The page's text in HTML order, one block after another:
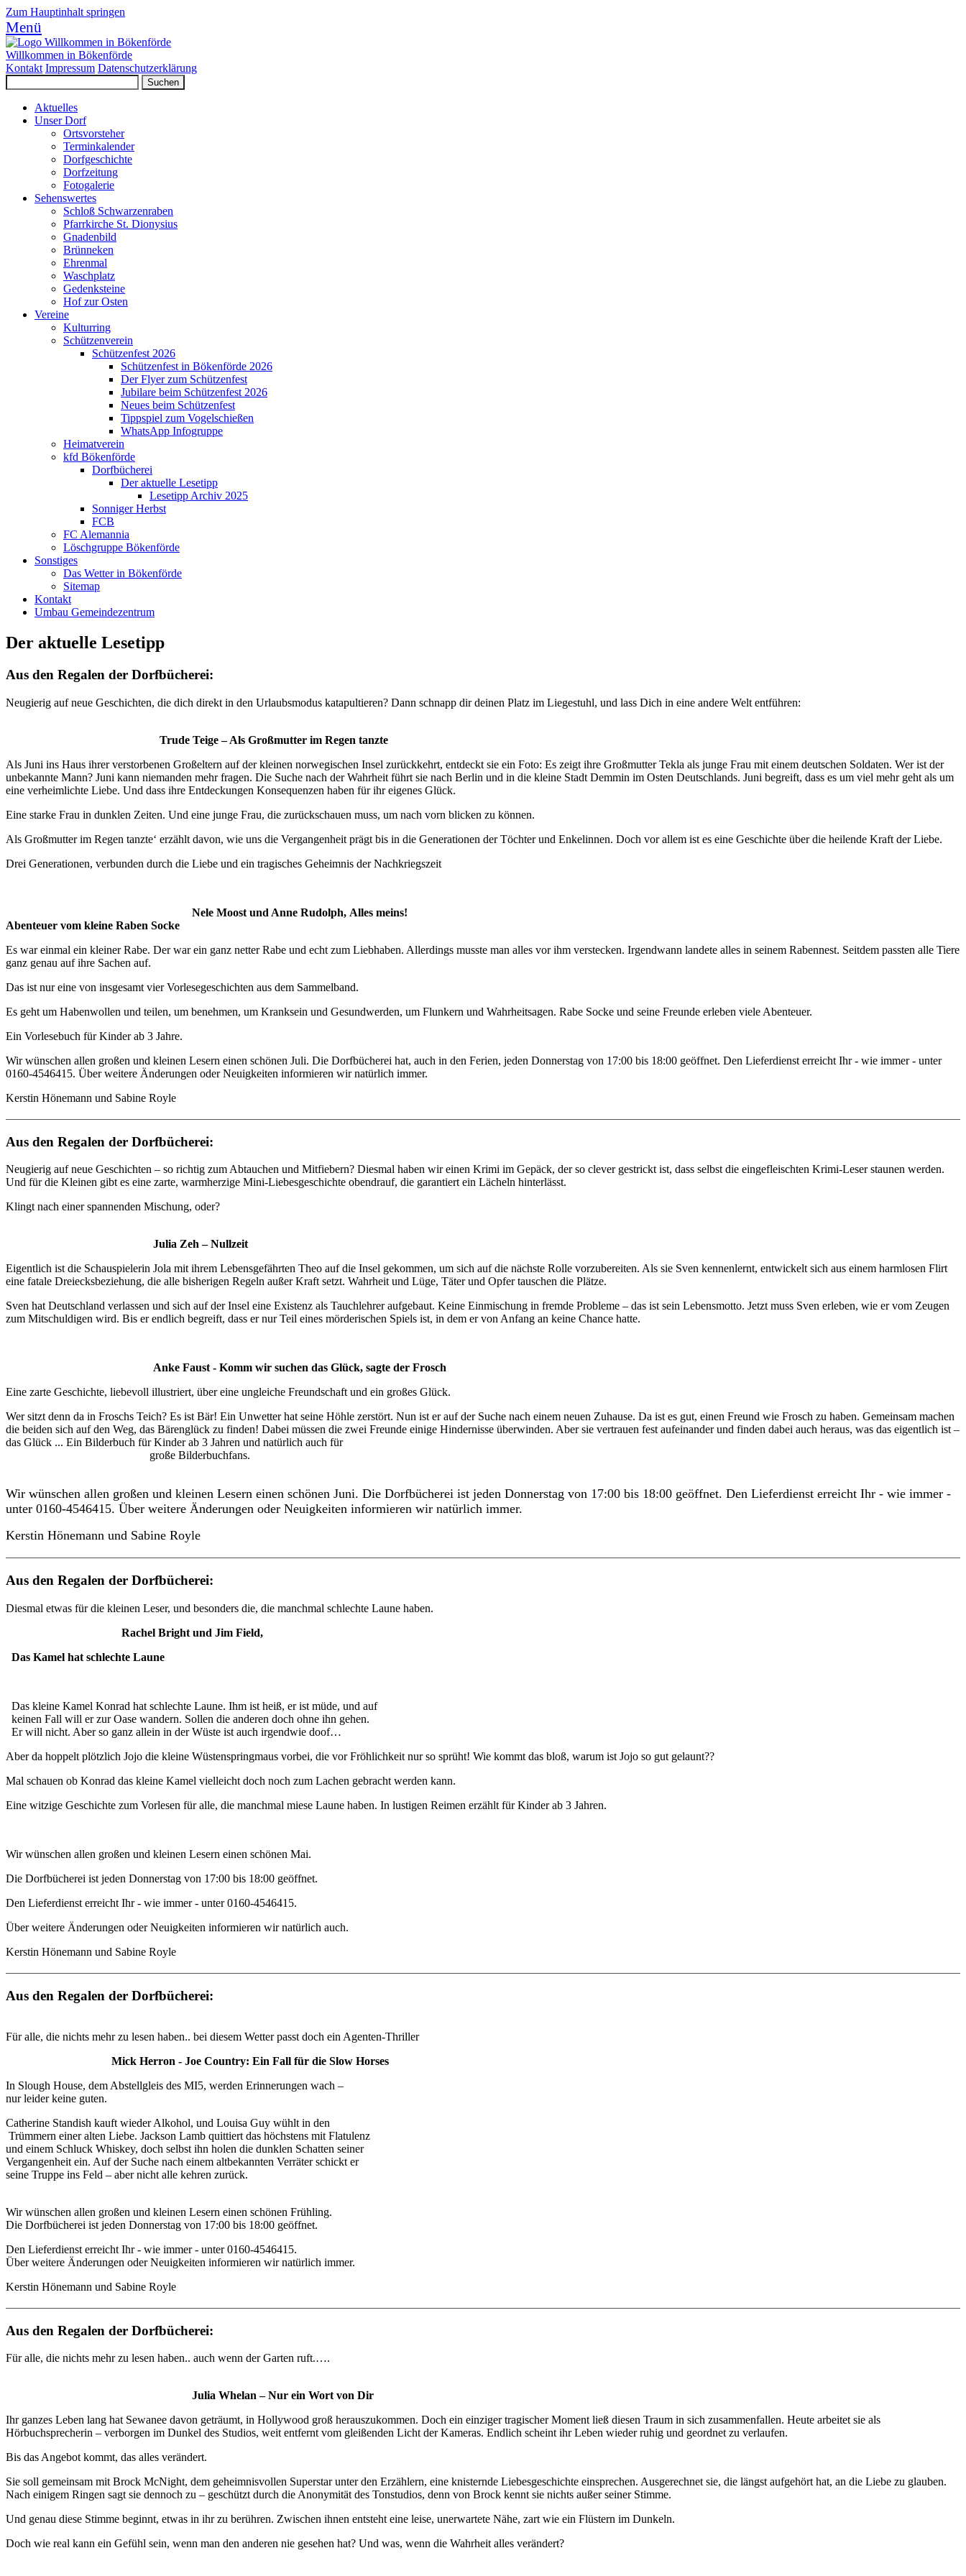
Zum Hauptinhalt springen
Menü
Willkommen in Bökenförde
Kontakt Impressum Datenschutzerklärung
Aktuelles
Unser Dorf
Ortsvorsteher
Terminkalender
Dorfgeschichte
Dorfzeitung
Fotogalerie
Sehenswertes
Schloß Schwarzenraben
Pfarrkirche St. Dionysius
Gnadenbild
Brünneken
Ehrenmal
Waschplatz
Gedenksteine
Hof zur Osten
Vereine
Kulturring
Schützenverein
Schützenfest 2026
Schützenfest in Bökenförde 2026
Der Flyer zum Schützenfest
Jubilare beim Schützenfest 2026
Neues beim Schützenfest
Tippspiel zum Vogelschießen
WhatsApp Infogruppe
Heimatverein
kfd Bökenförde
Dorfbücherei
Der aktuelle Lesetipp
Lesetipp Archiv 2025
Sonniger Herbst
FCB
FC Alemannia
Löschgruppe Bökenförde
Sonstiges
Das Wetter in Bökenförde
Sitemap
Kontakt
Umbau Gemeindezentrum
Der aktuelle Lesetipp
Aus den Regalen der Dorfbücherei:
Neugierig auf neue Geschichten, die dich direkt in den Urlaubsmodus katapultieren? Dann schnapp dir deinen Platz im Liegestuhl, und lass Dich in eine andere Welt entführen:
Trude Teige – Als Großmutter im Regen tanzte
Als Juni ins Haus ihrer verstorbenen Großeltern auf der kleinen norwegischen Insel zurückkehrt, entdeckt sie ein Foto: Es zeigt ihre Großmutter Tekla als junge Frau mit einem deutschen Soldaten. Wer ist der
unbekannte Mann? Juni kann niemanden mehr fragen. Die Suche nach der Wahrheit führt sie nach Berlin und in die kleine Stadt Demmin im Osten Deutschlands. Juni begreift, dass es um viel mehr geht als um
eine verheimlichte Liebe. Und dass ihre Entdeckungen Konsequenzen haben für ihr eigenes Glück.
Eine starke Frau in dunklen Zeiten. Und eine junge Frau, die zurückschauen muss, um nach vorn blicken zu können.
Als Großmutter im Regen tanzte‘ erzählt davon, wie uns die Vergangenheit prägt bis in die Generationen der Töchter und Enkelinnen. Doch vor allem ist es eine Geschichte über die heilende Kraft der Liebe.
Drei Generationen, verbunden durch die Liebe und ein tragisches Geheimnis der Nachkriegszeit
Nele Moost und Anne Rudolph, Alles meins!
Abenteuer vom kleine Raben Socke
Es war einmal ein kleiner Rabe. Der war ein ganz netter Rabe und echt zum Liebhaben. Allerdings musste man alles vor ihm verstecken. Irgendwann landete alles in seinem Rabennest. Seitdem passten alle Tiere
ganz genau auf ihre Sachen auf.
Das ist nur eine von insgesamt vier Vorlesegeschichten aus dem Sammelband.
Es geht um Habenwollen und teilen, um benehmen, um Kranksein und Gesundwerden, um Flunkern und Wahrheitsagen. Rabe Socke und seine Freunde erleben viele Abenteuer.
Ein Vorlesebuch für Kinder ab 3 Jahre.
Wir wünschen allen großen und kleinen Lesern einen schönen Juli. Die Dorfbücherei hat, auch in den Ferien, jeden Donnerstag von 17:00 bis 18:00 geöffnet. Den Lieferdienst erreicht Ihr - wie immer - unter
0160-4546415. Über weitere Änderungen oder Neuigkeiten informieren wir natürlich immer.
Kerstin Hönemann und Sabine Royle
Aus den Regalen der Dorfbücherei:
Neugierig auf neue Geschichten – so richtig zum Abtauchen und Mitfiebern? Diesmal haben wir einen Krimi im Gepäck, der so clever gestrickt ist, dass selbst die eingefleischten Krimi-Leser staunen werden.
Und für die Kleinen gibt es eine zarte, warmherzige Mini‑Liebesgeschichte obendrauf, die garantiert ein Lächeln hinterlässt.
Klingt nach einer spannenden Mischung, oder?
Julia Zeh – Nullzeit
Eigentlich ist die Schauspielerin Jola mit ihrem Lebensgefährten Theo auf die Insel gekommen, um sich auf die nächste Rolle vorzubereiten. Als sie Sven kennenlernt, entwickelt sich aus einem harmlosen Flirt
eine fatale Dreiecksbeziehung, die alle bisherigen Regeln außer Kraft setzt. Wahrheit und Lüge, Täter und Opfer tauschen die Plätze.
Sven hat Deutschland verlassen und sich auf der Insel eine Existenz als Tauchlehrer aufgebaut. Keine Einmischung in fremde Probleme – das ist sein Lebensmotto. Jetzt muss Sven erleben, wie er vom Zeugen
zum Mitschuldigen wird. Bis er endlich begreift, dass er nur Teil eines mörderischen Spiels ist, in dem er von Anfang an keine Chance hatte.
Anke Faust - Komm wir suchen das Glück, sagte der Frosch
Eine zarte Geschichte, liebevoll illustriert, über eine ungleiche Freundschaft und ein großes Glück.
Wer sitzt denn da in Froschs Teich? Es ist Bär! Ein Unwetter hat seine Höhle zerstört. Nun ist er auf der Suche nach einem neuen Zuhause. Da ist es gut, einen Freund wie Frosch zu haben. Gemeinsam machen
die beiden sich auf den Weg, das Bärenglück zu finden! Dabei müssen die zwei Freunde einige Hindernisse überwinden. Aber sie vertrauen fest aufeinander und finden dabei auch heraus, was das eigentlich ist –
das Glück ... Ein Bilderbuch für Kinder ab 3 Jahren und natürlich auch für
große Bilderbuchfans.
Wir wünschen allen großen und kleinen Lesern einen schönen Juni. Die Dorfbücherei ist jeden Donnerstag von 17:00 bis 18:00 geöffnet. Den Lieferdienst erreicht Ihr - wie immer -
unter 0160-4546415. Über weitere Änderungen oder Neuigkeiten informieren wir natürlich immer.
Kerstin Hönemann und Sabine Royle
Aus den Regalen der Dorfbücherei:
Diesmal etwas für die kleinen Leser, und besonders die, die manchmal schlechte Laune haben.
Rachel Bright und Jim Field,
Das Kamel hat schlechte Laune
Das kleine Kamel Konrad hat schlechte Laune. Ihm ist heiß, er ist müde, und auf
keinen Fall will er zur Oase wandern. Sollen die anderen doch ohne ihn gehen.
Er will nicht. Aber so ganz allein in der Wüste ist auch irgendwie doof…
Aber da hoppelt plötzlich Jojo die kleine Wüstenspringmaus vorbei, die vor Fröhlichkeit nur so sprüht! Wie kommt das bloß, warum ist Jojo so gut gelaunt??
Mal schauen ob Konrad das kleine Kamel vielleicht doch noch zum Lachen gebracht werden kann.
Eine witzige Geschichte zum Vorlesen für alle, die manchmal miese Laune haben. In lustigen Reimen erzählt für Kinder ab 3 Jahren.
Wir wünschen allen großen und kleinen Lesern einen schönen Mai.
Die Dorfbücherei ist jeden Donnerstag von 17:00 bis 18:00 geöffnet.
Den Lieferdienst erreicht Ihr - wie immer - unter 0160-4546415.
Über weitere Änderungen oder Neuigkeiten informieren wir natürlich auch.
Kerstin Hönemann und Sabine Royle
Aus den Regalen der Dorfbücherei:
Für alle, die nichts mehr zu lesen haben.. bei diesem Wetter passt doch ein Agenten-Thriller
Mick Herron - Joe Country: Ein Fall für die Slow Horses
In Slough House, dem Abstellgleis des MI5, werden Erinnerungen wach –
nur leider keine guten.
Catherine Standish kauft wieder Alkohol, und Louisa Guy wühlt in den
Trümmern einer alten Liebe. Jackson Lamb quittiert das höchstens mit Flatulenz
und einem Schluck Whiskey, doch selbst ihn holen die dunklen Schatten seiner
Vergangenheit ein. Auf der Suche nach einem altbekannten Verräter schickt er
seine Truppe ins Feld – aber nicht alle kehren zurück.
Wir wünschen allen großen und kleinen Lesern einen schönen Frühling.
Die Dorfbücherei ist jeden Donnerstag von 17:00 bis 18:00 geöffnet.
Den Lieferdienst erreicht Ihr - wie immer - unter 0160-4546415.
Über weitere Änderungen oder Neuigkeiten informieren wir natürlich immer.
Kerstin Hönemann und Sabine Royle
Aus den Regalen der Dorfbücherei:
Für alle, die nichts mehr zu lesen haben.. auch wenn der Garten ruft.….
Julia Whelan – Nur ein Wort von Dir
Ihr ganzes Leben lang hat Sewanee davon geträumt, in Hollywood groß herauszukommen. Doch ein einziger tragischer Moment ließ diesen Traum in sich zusammenfallen. Heute arbeitet sie als
Hörbuchsprecherin – verborgen im Dunkel des Studios, weit entfernt vom gleißenden Licht der Kameras. Endlich scheint ihr Leben wieder ruhig und geordnet zu verlaufen.
Bis das Angebot kommt, das alles verändert.
Sie soll gemeinsam mit Brock McNight, dem geheimnisvollen Superstar unter den Erzählern, eine knisternde Liebesgeschichte einsprechen. Ausgerechnet sie, die längst aufgehört hat, an die Liebe zu glauben.
Nach einigem Ringen sagt sie dennoch zu – geschützt durch die Anonymität des Tonstudios, denn von Brock kennt sie nichts außer seiner Stimme.
Und genau diese Stimme beginnt, etwas in ihr zu berühren. Zwischen ihnen entsteht eine leise, unerwartete Nähe, zart wie ein Flüstern im Dunkeln.
Doch wie real kann ein Gefühl sein, wenn man den anderen nie gesehen hat? Und was, wenn die Wahrheit alles verändert?